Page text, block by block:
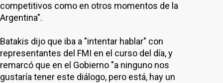
competitivos como en otros momentos de la
Argentina".
Batakis dijo que iba a "intentar hablar" con
representantes del FMI en el curso del día, y
remarcó que en el Gobierno "a ninguno nos
gustaría tener este diálogo, pero está, hay un